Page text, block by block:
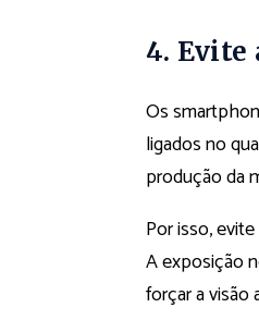
4. Evite
Os
ligados no
produção da
Por isso,
A exposição
forçar a visão